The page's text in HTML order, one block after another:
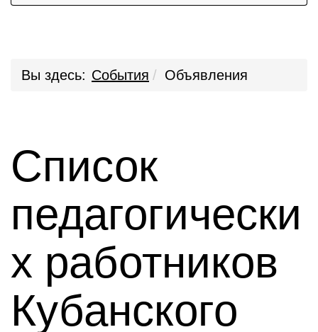
Вы здесь: События Объявления
Список
педагогически
х работников
Кубанского